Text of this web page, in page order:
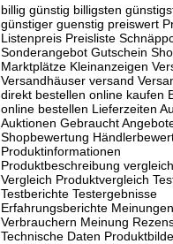
billig günstig billigsten
günstiger guenstig preiswert
Listenpreis Preisliste
Sonderangebot Gutschein
Marktplätze Kleinanzeigen
Versandhäuser versand
direkt bestellen online kaufen
online bestellen Lieferzeiten
Auktionen Gebraucht
Shopbewertung
Produktinformationen
Produktbeschreibung
Vergleich Produktvergleich
Testberichte Testergebnisse
Erfahrungsberichte
Verbrauchern Meinung
Technische Daten